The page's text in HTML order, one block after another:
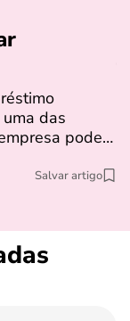
das
pode…
Salvar artigo